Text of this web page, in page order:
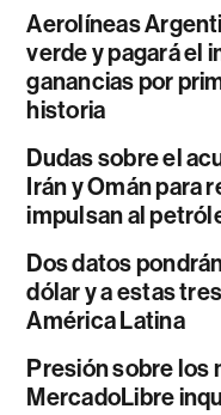
Aerolíneas
verde y pagará el
ganancias por
historia
Dudas sobre el
Irán y Omán para
impulsan al
Dos datos
dólar y a estas
América Latina
Presión sobre los
MercadoLibre